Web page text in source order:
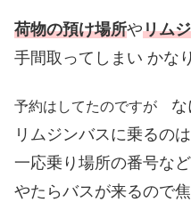
荷物の預け場所やリム
手間取ってしまい かな
予約はしてたのですが
リムジンバスに乗るの
一応乗り場所の番号な
やたらバスが来るので